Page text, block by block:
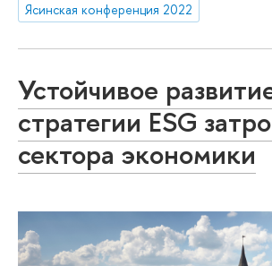
Ясинская конференция 2022
Устойчивое
стратегии ESG
сектора экономики